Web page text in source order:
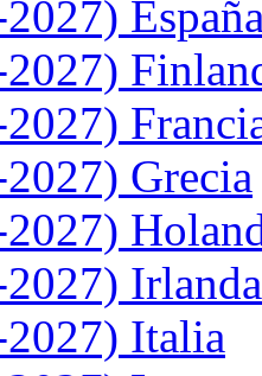
Grecia
Irlanda
Italia